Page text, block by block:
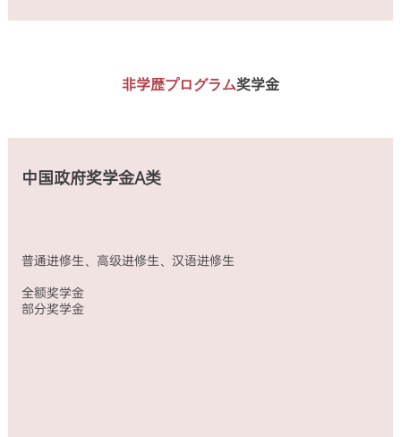
非学歴プログラム奖学金
中国政府奖学金A类
普通进修生、高级进修生、汉语进修生
全额奖学金
部分奖学金